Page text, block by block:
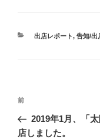
カ
出店レポート, 告知/出
投
ナ
過
去
の
前
2019年1月、「
店しました。